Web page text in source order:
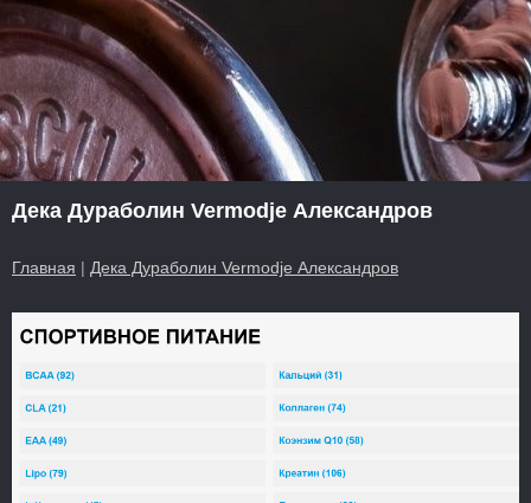
Дека Дураболин Vermodje Александров
Главная | Дека Дураболин Vermodje Александров